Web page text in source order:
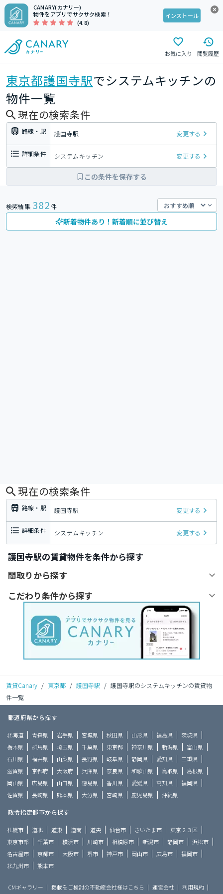
CANARY(カナリー)
物件をアプリでサクサク検索！
(4.8)
インストール
お気に入り 閲覧履歴
東京都護国寺駅でシステムキッチンの
物件一覧
現在の検索条件
路線・駅 護国寺駅 変更する
詳細条件 システムキッチン 変更する
この条件を保存する
検索結果 382件
新着物件あり！新着順に並び替え
現在の検索条件
路線・駅 護国寺駅 変更する
詳細条件 システムキッチン 変更する
護国寺駅の賃貸物件を条件から探す
間取りから探す
こだわり条件から探す
賃貸Canary / 東京都 / 護国寺駅 / 護国寺駅のシステムキッチンの賃貸物
件一覧
都道府県から探す
北海道 青森県 岩手県 宮城県 秋田県 山形県 福島県
茨城県
栃木県
群馬県 埼玉県 千葉県 東京都 神奈川県 新潟県
富山県
石川県
福井県 山梨県 長野県 岐阜県 静岡県 愛知県
三重県
滋賀県
京都府 大阪府 兵庫県 奈良県 和歌山県 鳥取県
島根県
岡山県
広島県 山口県 徳島県 香川県 愛媛県 高知県
福岡県
佐賀県
長崎県 熊本県 大分県 宮崎県 鹿児島県 沖縄県
政令指定都市から探す
札幌市 道北 道東 道南 道央 仙台市 さいたま市
東京２３区
東京市部
千葉市 横浜市 川崎市 相模原市 新潟市 静岡市
浜松市
名古屋市
京都市 大阪市 堺市 神戸市 岡山市 広島市
福岡市
北九州市
熊本市
CMギャラリー 掲載をご検討の不動産会社様はこちら 運営会社
利用規約